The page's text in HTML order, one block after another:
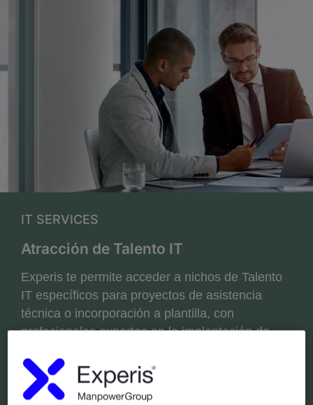
IT SERVICES
Atracción de Talento IT
Experis te permite acceder a nichos de Talento
IT específicos para proyectos de asistencia
técnica o incorporación a plantilla, con
profesionales expertos en la implantación de
¿EMPEZAMOS?